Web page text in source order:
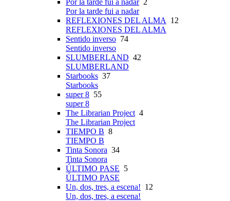
Por la tarde fui a nadar2
Por la tarde fui a nadar
REFLEXIONES DEL ALMA
12
REFLEXIONES DEL ALMA
Sentido inverso 74
Sentido inverso
SLUMBERLAND 42
SLUMBERLAND
Starbooks 37
Starbooks
super 8 55
super 8
The Librarian Project 4
The Librarian Project
TIEMPO B 8
TIEMPO B
Tinta Sonora 34
Tinta Sonora
ÚLTIMO PASE 5
ÚLTIMO PASE
Un, dos, tres, a escena! 12
Un, dos, tres, a escena!